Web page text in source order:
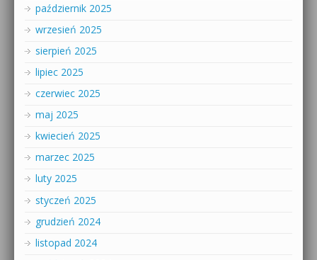
październik 2025
wrzesień 2025
sierpień 2025
lipiec 2025
czerwiec 2025
maj 2025
kwiecień 2025
marzec 2025
luty 2025
styczeń 2025
grudzień 2024
listopad 2024